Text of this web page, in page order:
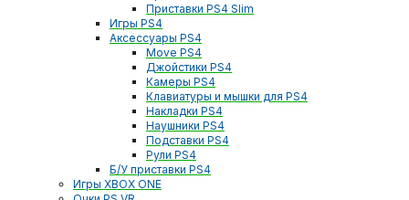
Приставки PS4 Slim
Игры PS4
Аксессуары PS4
Move PS4
Джойстики PS4
Камеры PS4
Клавиатуры и мышки для PS4
Накладки PS4
Наушники PS4
Подставки PS4
Рули PS4
Б/У приставки PS4
Игры XBOX ONE